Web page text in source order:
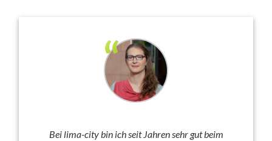
Bei lima-city bin ich seit Jahren sehr gut beim